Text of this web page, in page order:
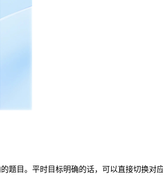
题目。平时目标明确的话，可以直接切换对